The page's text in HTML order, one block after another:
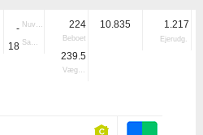
- Nuvær.
18 Samlet
224
Beboet
239.5
Vægtet
10.835 1.217
Ejerudg.